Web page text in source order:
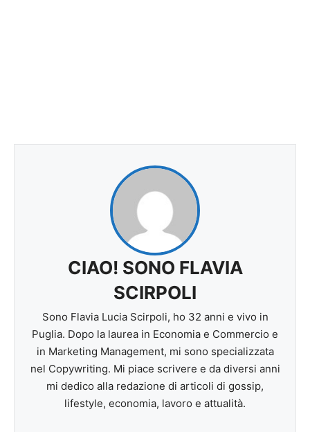
CIAO! SONO FLAVIA
SCIRPOLI
Sono Flavia Lucia Scirpoli, ho 32 anni e vivo in
Puglia. Dopo la laurea in Economia e Commercio e
in Marketing Management, mi sono specializzata
nel Copywriting. Mi piace scrivere e da diversi anni
mi dedico alla redazione di articoli di gossip,
lifestyle, economia, lavoro e attualità.